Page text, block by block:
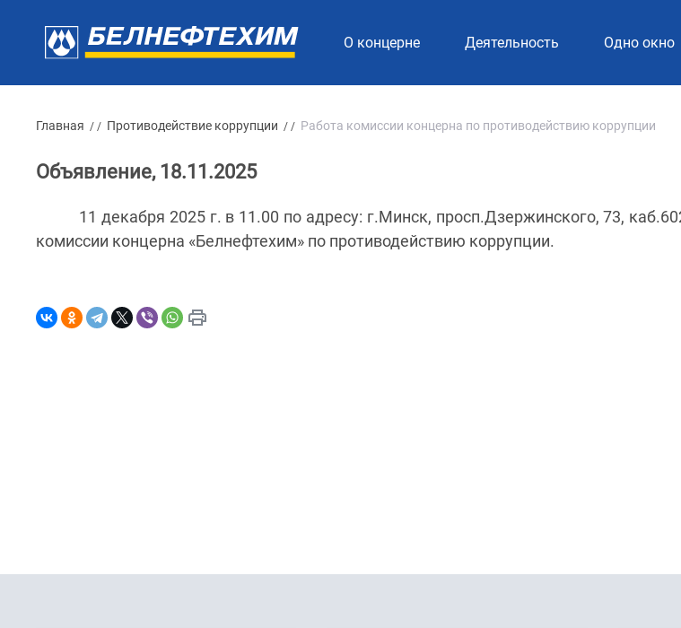
О концерне Деятельность Одно окно
Главная / / Противодействие коррупции / / Работа комиссии концерна по противодействию коррупции
Объявление, 18.11.2025
11 декабря 2025 г. в 11.00 по адресу: г.Минск, просп.Дзержинского, 73,
комиссии концерна «Белнефтехим» по противодействию коррупции.